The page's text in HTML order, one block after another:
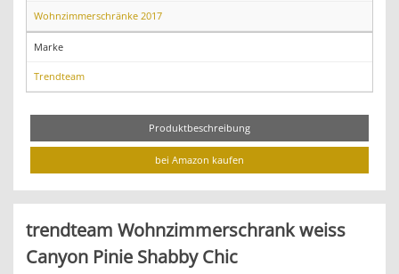
Wohnzimmerschränke 2017
Marke
Trendteam
Produktbeschreibung
bei Amazon kaufen
trendteam Wohnzimmerschrank weiss
Canyon Pinie Shabby Chic